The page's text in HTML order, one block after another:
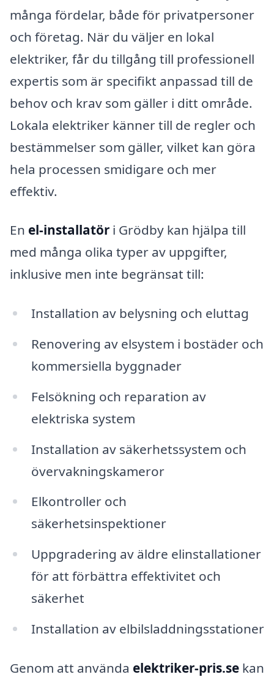
många fördelar, både för privatpersoner
och företag. När du väljer en lokal
elektriker, får du tillgång till professionell
expertis som är specifikt anpassad till de
behov och krav som gäller i ditt område.
Lokala elektriker känner till de regler och
bestämmelser som gäller, vilket kan göra
hela processen smidigare och mer
effektiv.
En el-installatör i Grödby kan hjälpa till
med många olika typer av uppgifter,
inklusive men inte begränsat till:
Installation av belysning och eluttag
Renovering av elsystem i bostäder och
kommersiella byggnader
Felsökning och reparation av
elektriska system
Installation av säkerhetssystem och
övervakningskameror
Elkontroller och
säkerhetsinspektioner
Uppgradering av äldre elinstallationer
för att förbättra effektivitet och
säkerhet
Installation av elbilsladdningsstationer
Genom att använda elektriker-pris.se kan